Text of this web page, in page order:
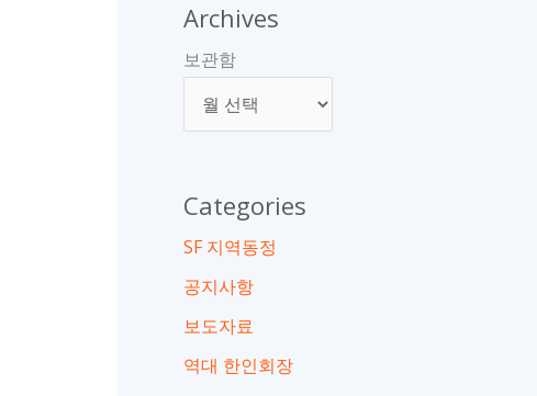
Archives
보관함
Categories
SF 지역동정
공지사항
보도자료
역대 한인회장